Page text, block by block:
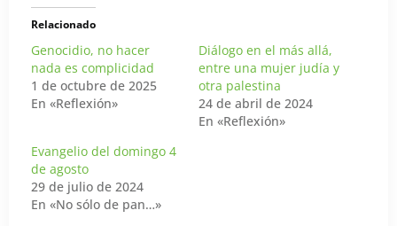
Relacionado
Genocidio, no hacer
nada es complicidad
1 de octubre de 2025
En «Reflexión»
Diálogo en el más allá,
entre una mujer judía y
otra palestina
24 de abril de 2024
En «Reflexión»
Evangelio del domingo 4
de agosto
29 de julio de 2024
En «No sólo de pan…»